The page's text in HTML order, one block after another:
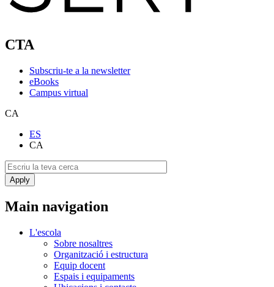
CTA
Subscriu-te a la newsletter
eBooks
Campus virtual
CA
ES
CA
Main navigation
L'escola
Sobre nosaltres
Organització i estructura
Equip docent
Espais i equipaments